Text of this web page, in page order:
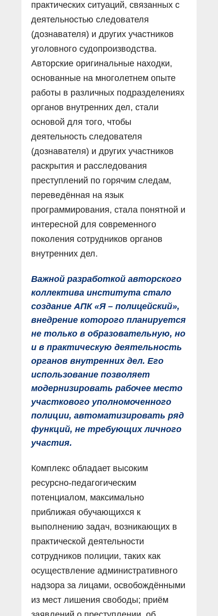
практических ситуаций, связанных с
деятельностью следователя
(дознавателя) и других участников
уголовного судопроизводства.
Авторские оригинальные находки,
основанные на многолетнем опыте
работы в различных подразделениях
органов внутренних дел, стали
основой для того, чтобы
деятельность следователя
(дознавателя) и других участников
раскрытия и расследования
преступлений по горячим следам,
переведённая на язык
программирования, стала понятной и
интересной для современного
поколения сотрудников органов
внутренних дел.
Важной разработкой авторского
коллектива института стало
создание АПК «Я – полицейский»,
внедрение которого планируется
не только в образовательную, но
и в практическую деятельность
органов внутренних дел. Его
использование позволяет
модернизировать рабочее место
участкового уполномоченного
полиции, автоматизировать ряд
функций, не требующих личного
участия.
Комплекс обладает высоким
ресурсно-педагогическим
потенциалом, максимально
приближая обучающихся к
выполнению задач, возникающих в
практической деятельности
сотрудников полиции, таких как
осуществление административного
надзора за лицами, освобождёнными
из мест лишения свободы; приём